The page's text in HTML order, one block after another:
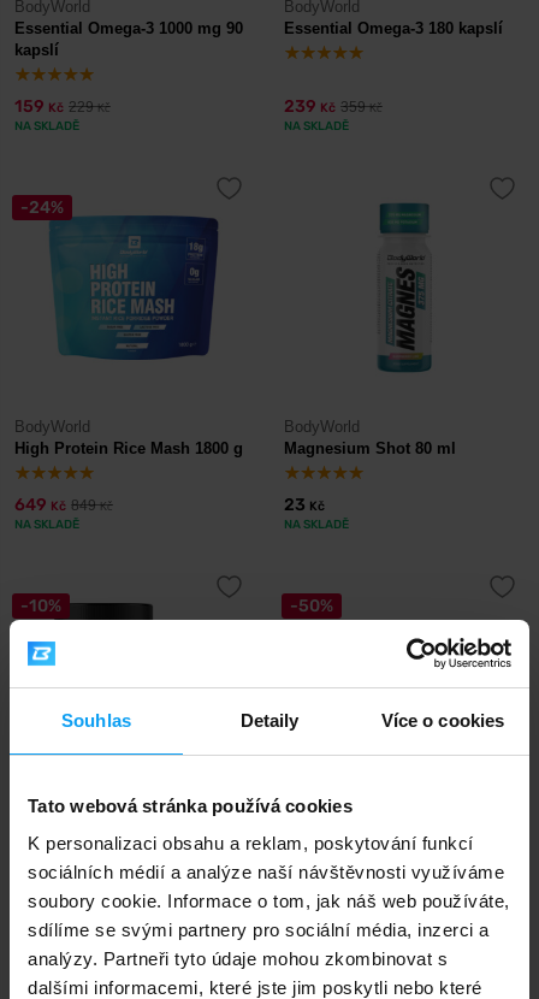
Souhlas Detaily Více o cookies
Tato webová stránka používá cookies
K personalizaci obsahu a reklam, poskytování funkcí
sociálních médií a analýze naší návštěvnosti využíváme
soubory cookie. Informace o tom, jak náš web používáte,
sdílíme se svými partnery pro sociální média, inzerci a
analýzy. Partneři tyto údaje mohou zkombinovat s
dalšími informacemi, které jste jim poskytli nebo které
BodyWorld
Essential Omega-3 1000 mg 90
kapslí
159 Kč 229Kč
NA SKLADĚ
BodyWorld
Essential Omega-3 180 kapslí
239 Kč 359Kč
NA SKLADĚ
-24%
BodyWorld
High Protein Rice Mash 1800 g
649 Kč 849Kč
NA SKLADĚ
BodyWorld
Magnesium Shot 80 ml
23 Kč
NA SKLADĚ
-10%
Biofusion Collagen 300 g + 2x
L-Carnitin...
399Kč 443Kč
-50%
Nexa Probiotic 1 + 1 ZDARMA 2
x 30 kapsl...
249Kč 498Kč